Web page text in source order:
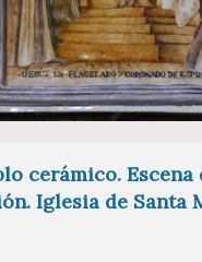
cerámico.
Iglesia de Santa